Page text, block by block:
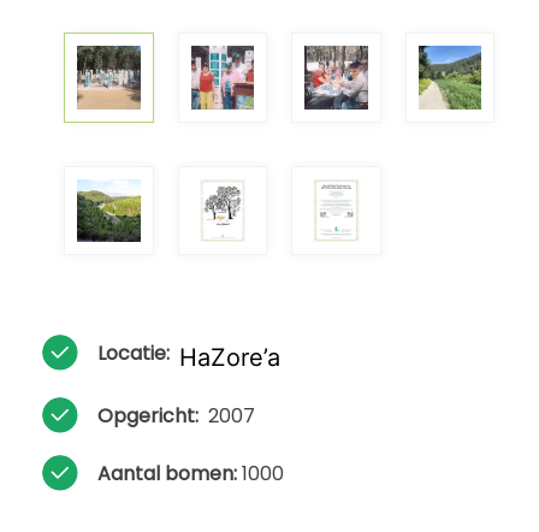
Locatie: HaZore’a
Opgericht: 2007
Aantal bomen:1000